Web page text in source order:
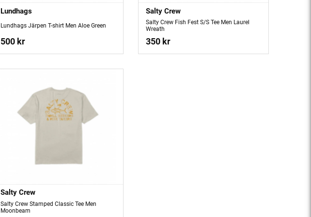
Lundhags
Lundhags Järpen T-shirt Men Aloe Green
500 kr
Salty Crew
Salty Crew Fish Fest S/S Tee Men Laurel
Wreath
350 kr
Salty Crew
Salty Crew Stamped Classic Tee Men
Moonbeam